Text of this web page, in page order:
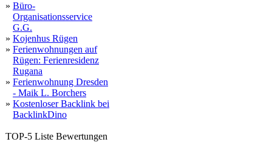
» Büro-
Organisationsservice
G.G.
» Kojenhus Rügen
» Ferienwohnungen auf
Rügen: Ferienresidenz
Rugana
» Ferienwohnung Dresden
- Maik L. Borchers
» Kostenloser Backlink bei
BacklinkDino
TOP-5 Liste Bewertungen